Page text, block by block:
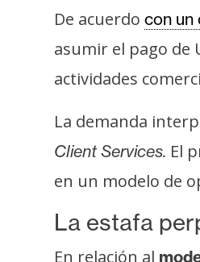
t
h
r
u
m
A
De acuerdo con un
asumir el pago de
actividades
La demanda
Client Services. El
en un modelo de
La estafa
En relación al